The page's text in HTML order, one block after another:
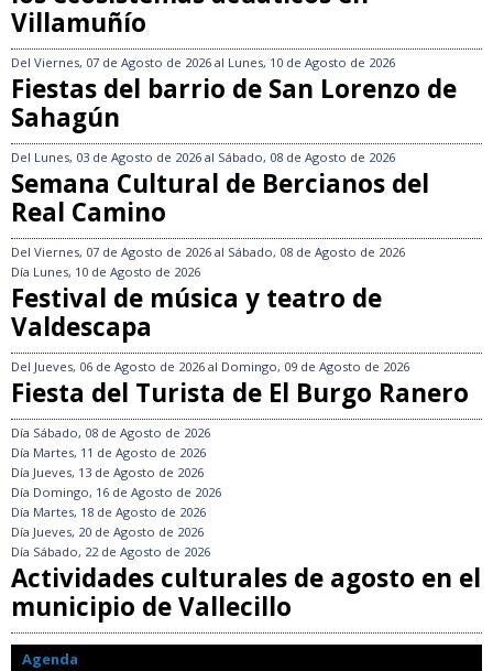
Villamuñío
Del Viernes, 07 de Agosto de 2026 al Lunes, 10 de Agosto de 2026
Fiestas del barrio de San Lorenzo de
Sahagún
Del Lunes, 03 de Agosto de 2026 al Sábado, 08 de Agosto de 2026
Semana Cultural de Bercianos del
Real Camino
Del Viernes, 07 de Agosto de 2026 al Sábado, 08 de Agosto de 2026
Día Lunes, 10 de Agosto de 2026
Festival de música y teatro de
Valdescapa
Del Jueves, 06 de Agosto de 2026 al Domingo, 09 de Agosto de 2026
Fiesta del Turista de El Burgo Ranero
Día Sábado, 08 de Agosto de 2026
Día Martes, 11 de Agosto de 2026
Día Jueves, 13 de Agosto de 2026
Día Domingo, 16 de Agosto de 2026
Día Martes, 18 de Agosto de 2026
Día Jueves, 20 de Agosto de 2026
Día Sábado, 22 de Agosto de 2026
Actividades culturales de agosto en el
municipio de Vallecillo
Agenda